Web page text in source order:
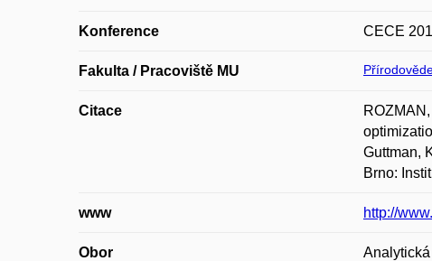
Konference CECE
Fakulta / Pracoviště MU
Citace
Guttman,
Brno:
www http://
Obor